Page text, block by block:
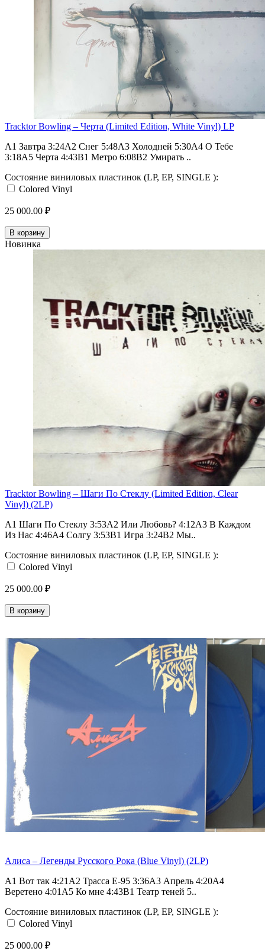
Tracktor Bowling – Черта (Limited Edition, White Vinyl) LP
A1 Завтра 3:24A2 Снег 5:48A3 Холодней 5:30A4 О Тебе
3:18A5 Черта 4:43B1 Метро 6:08B2 Умирать ..
Состояние виниловых пластинок (LP, EP, SINGLE ):
Colored Vinyl
25 000.00 ₽
В корзину
Новинка
Tracktor Bowling – Шаги По Стеклу (Limited Edition, Clear
Vinyl) (2LP)
A1 Шаги По Стеклу 3:53A2 Или Любовь? 4:12A3 В Каждом
Из Нас 4:46A4 Солгу 3:53B1 Игра 3:24B2 Мы..
Состояние виниловых пластинок (LP, EP, SINGLE ):
Colored Vinyl
25 000.00 ₽
В корзину
Алиса – Легенды Русского Рока (Blue Vinyl) (2LP)
A1 Вот так 4:21A2 Трасса Е-95 3:36A3 Апрель 4:20A4
Веретено 4:01A5 Ко мне 4:43B1 Театр теней 5..
Состояние виниловых пластинок (LP, EP, SINGLE ):
Colored Vinyl
25 000.00 ₽